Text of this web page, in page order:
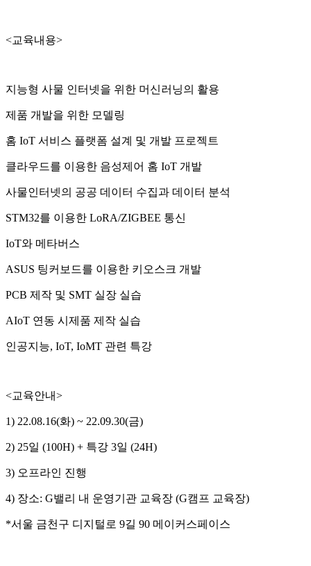
<교육내용>
지능형 사물 인터넷을 위한 머신러닝의 활용
제품 개발을 위한 모델링
홈 IoT 서비스 플랫폼 설계 및 개발 프로젝트
클라우드를 이용한 음성제어 홈 IoT 개발
사물인터넷의 공공 데이터 수집과 데이터 분석
STM32를 이용한 LoRA/ZIGBEE 통신
IoT와 메타버스
ASUS 팅커보드를 이용한 키오스크 개발
PCB 제작 및 SMT 실장 실습
AIoT 연동 시제품 제작 실습
인공지능, IoT, IoMT 관련 특강
<교육안내>
1) 22.08.16(화) ~ 22.09.30(금)
2) 25일 (100H) + 특강 3일 (24H)
3) 오프라인 진행
4) 장소: G밸리 내 운영기관 교육장 (G캠프 교육장)
*서울 금천구 디지털로 9길 90 메이커스페이스